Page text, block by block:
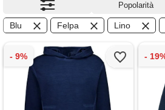
Popolarità
Blu Felpa Lino